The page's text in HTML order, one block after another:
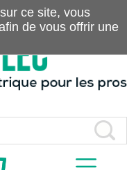
ce site, vous
de vous offrir une